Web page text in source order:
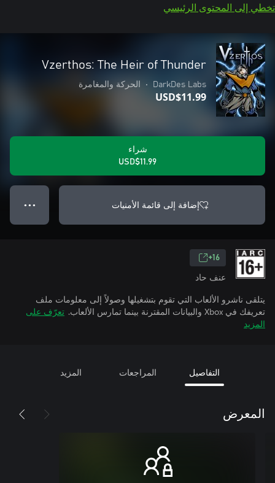
تخطي إلى المحتوى الرئيسي
Vzerthos: The Heir of Thunder
DarkDes Labs
• الحركة والمغامرة
USD$11.99
شراء
USD$11.99
إضافة إلى قائمة الأمنيات ● ● ●
16+
عنف حاد
يتلقى ناشرو الألعاب التي تقوم بتشغيلها وصولاً إلى معلومات ملف
تعريفك في Xbox والبيانات المقترنة بينما تمارس الألعاب.
تعرّف على
المزيد
التفاصيل المراجعات المزيد
المعرض